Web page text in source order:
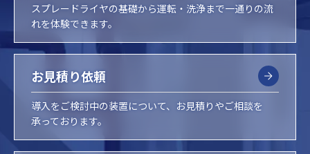
スプレードライヤの基礎から運転・洗浄まで一通りの流
れを体験できます。
お見積り依頼
導入をご検討中の装置について、お見積りやご相談を
承っております。